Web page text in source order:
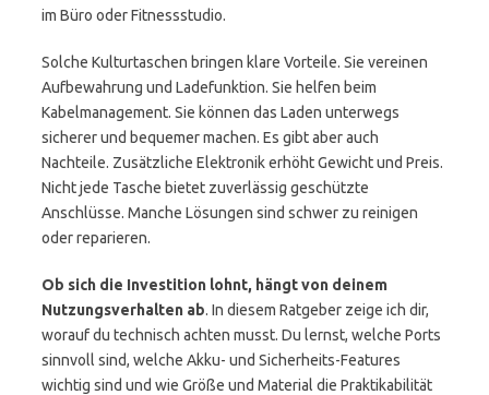
im Büro oder Fitnessstudio.
Solche Kulturtaschen bringen klare Vorteile. Sie vereinen
Aufbewahrung und Ladefunktion. Sie helfen beim
Kabelmanagement. Sie können das Laden unterwegs
sicherer und bequemer machen. Es gibt aber auch
Nachteile. Zusätzliche Elektronik erhöht Gewicht und Preis.
Nicht jede Tasche bietet zuverlässig geschützte
Anschlüsse. Manche Lösungen sind schwer zu reinigen
oder reparieren.
Ob sich die Investition lohnt, hängt von deinem
Nutzungsverhalten ab. In diesem Ratgeber zeige ich dir,
worauf du technisch achten musst. Du lernst, welche Ports
sinnvoll sind, welche Akku- und Sicherheits-Features
wichtig sind und wie Größe und Material die Praktikabilität